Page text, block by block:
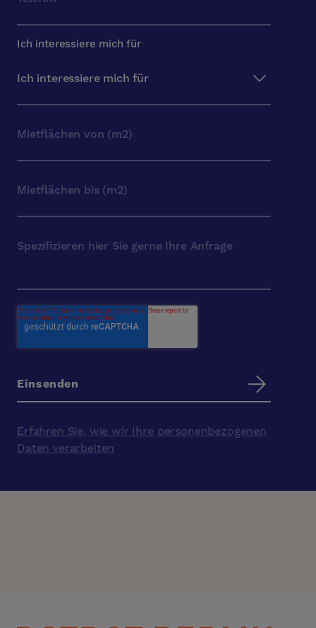
Ich interessiere mich für
Erfahren Sie, wie wir Ihre personenbezogenen
Daten verarbeiten